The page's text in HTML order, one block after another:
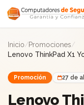
Saltar al contenido
Inicio/Promociones/
Lenovo ThinkPad X1
Promoción 27 de
Lenovo